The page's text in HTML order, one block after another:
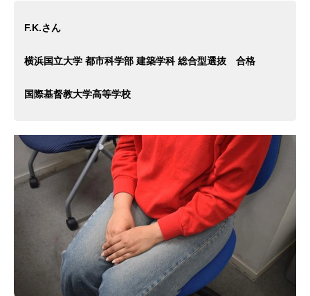
F.K.さん
横浜国立大学 都市科学部 建築学科 総合型選抜 合格
国際基督教大学高等学校